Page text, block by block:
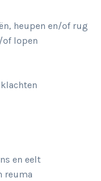
heupen en/of rug
of lopen
en eelt
reuma